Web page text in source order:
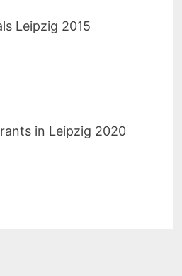
Leipzig 2015
in Leipzig 2020